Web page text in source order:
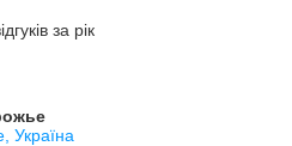
за рік
Україна